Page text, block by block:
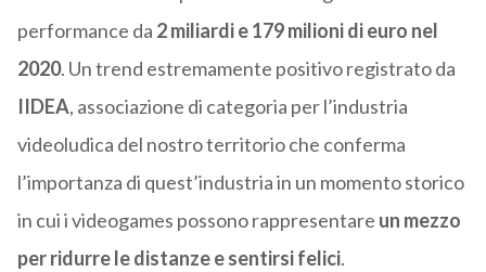
performance da 2 miliardi e 179 milioni di euro nel
2020. Un trend estremamente positivo registrato da
IIDEA, associazione di categoria per l’industria
videoludica del nostro territorio che conferma
l’importanza di quest’industria in un momento storico
in cui i videogames possono rappresentare un mezzo
per ridurre le distanze e sentirsi felici.